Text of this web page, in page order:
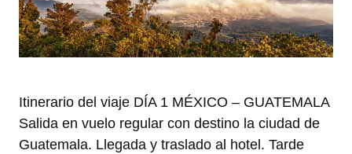
Itinerario del viaje DÍA 1 MÉXICO – GUATEMALA
Salida en vuelo regular con destino la ciudad de
Guatemala. Llegada y traslado al hotel. Tarde